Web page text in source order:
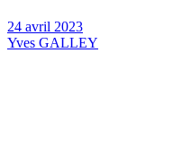
24 avril 2023
Yves GALLEY